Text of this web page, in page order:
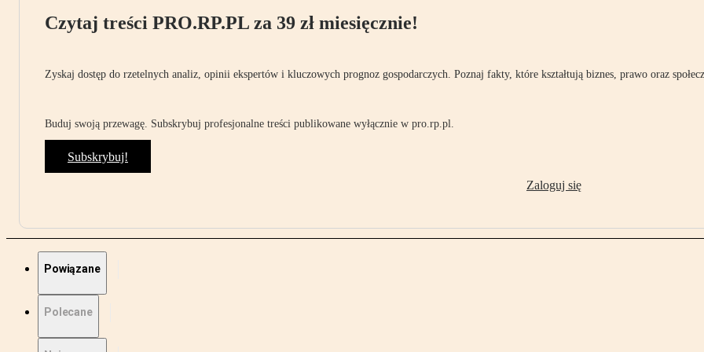
Czytaj treści PRO.RP.PL za 39 zł miesięcznie!
Zyskaj dostęp do rzetelnych analiz, opinii ekspertów i kluczowych prognoz gospodarczych. Poznaj fakty, które kształtują biznes, prawo oraz
Buduj swoją przewagę. Subskrybuj profesjonalne treści publikowane wyłącznie w pro.rp.pl.
Subskrybuj!
Zaloguj się
Powiązane
Polecane